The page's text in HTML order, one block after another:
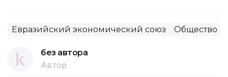
Евразийский экономический союз Общество
без автора
Автор